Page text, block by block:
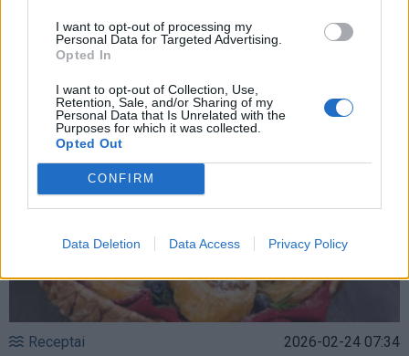
I want to opt-out of processing my
Personal Data for Targeted Advertising.
Opted In
I want to opt-out of Collection, Use,
Retention, Sale, and/or Sharing of my
Personal Data that Is Unrelated with the
Purposes for which it was collected.
Opted Out
CONFIRM
Data Deletion Data Access Privacy Policy
Citrinų keksas be miltų: subtilus desertas
gurmanams per 35 minutes
Receptai 2026-02-24 07:34